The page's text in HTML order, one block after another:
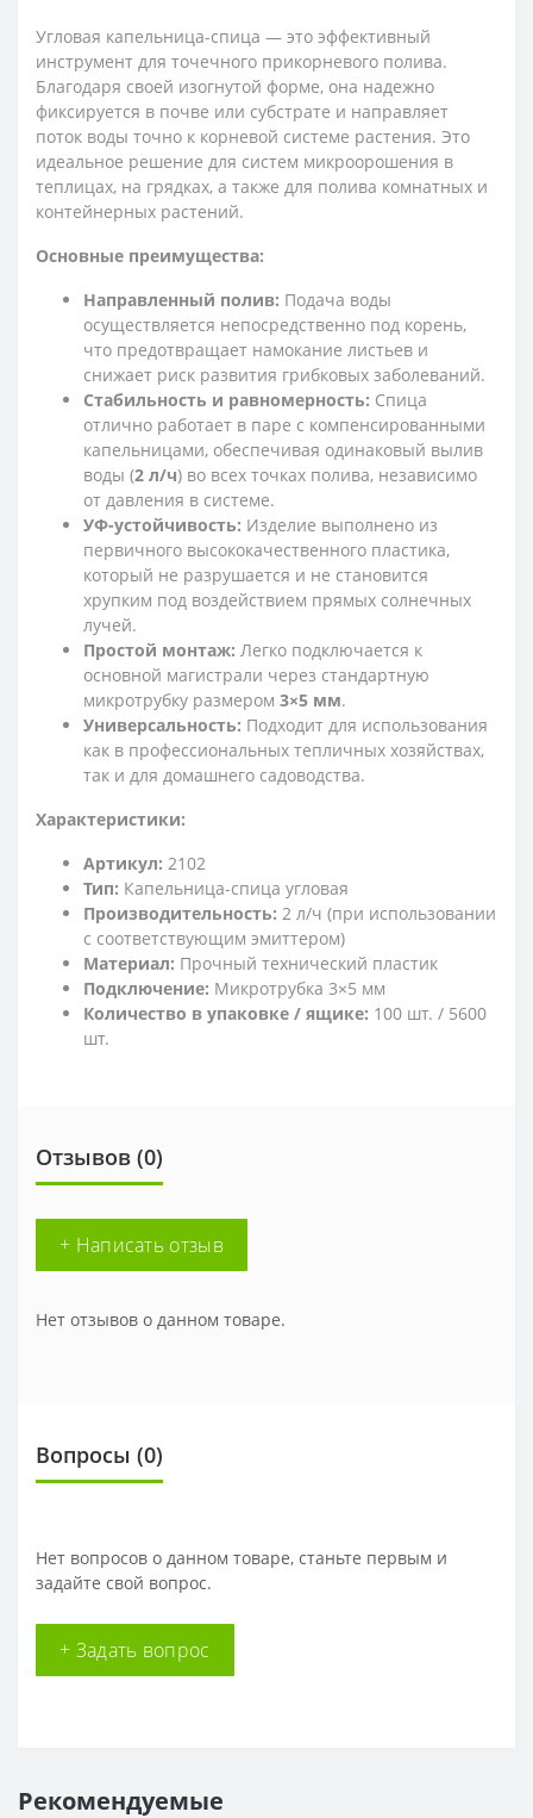
Угловая капельница-спица — это эффективный
инструмент для точечного прикорневого полива.
Благодаря своей изогнутой форме, она надежно
фиксируется в почве или субстрате и направляет
поток воды точно к корневой системе растения. Это
идеальное решение для систем микроорошения в
теплицах, на грядках, а также для полива комнатных и
контейнерных растений.
Основные преимущества:
Направленный полив: Подача воды
осуществляется непосредственно под корень,
что предотвращает намокание листьев и
снижает риск развития грибковых заболеваний.
Стабильность и равномерность: Спица
отлично работает в паре с компенсированными
капельницами, обеспечивая одинаковый вылив
воды (2 л/ч) во всех точках полива, независимо
от давления в системе.
УФ-устойчивость: Изделие выполнено из
первичного высококачественного пластика,
который не разрушается и не становится
хрупким под воздействием прямых солнечных
лучей.
Простой монтаж: Легко подключается к
основной магистрали через стандартную
микротрубку размером 3×5 мм.
Универсальность: Подходит для использования
как в профессиональных тепличных хозяйствах,
так и для домашнего садоводства.
Характеристики:
Артикул: 2102
Тип: Капельница-спица угловая
Производительность: 2 л/ч (при использовании
с соответствующим эмиттером)
Материал: Прочный технический пластик
Подключение: Микротрубка 3×5 мм
Количество в упаковке / ящике: 100 шт. / 5600
шт.
Отзывов (0)
+ Написать отзыв
Нет отзывов о данном товаре.
Вопросы (0)
Нет вопросов о данном товаре, станьте первым и
задайте свой вопрос.
+ Задать вопрос
Рекомендуемые